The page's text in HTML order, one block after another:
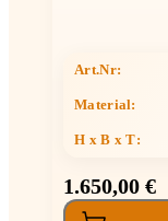
Art.Nr:
Material:
H x B x T:
1.650,00 €